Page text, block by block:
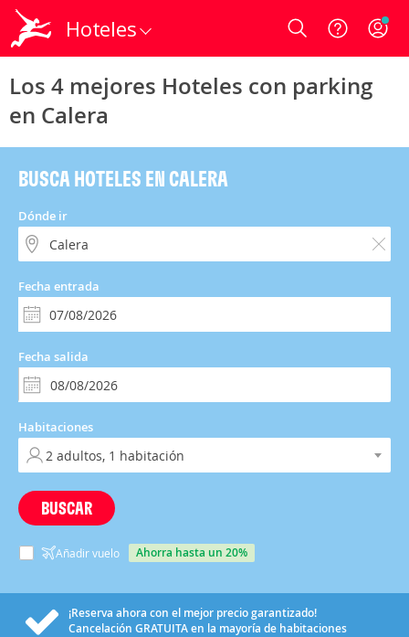
Hoteles Login
Los 4 mejores Hoteles con parking
en Calera
BUSCA HOTELES EN CALERA
Dónde ir
Fecha entrada
Fecha salida
Habitaciones
BUSCAR
Añadir vuelo ahorra hasta un 20%
¡Reserva ahora con el mejor precio garantizado!
Cancelación GRATUITAen la mayoría de habitaciones